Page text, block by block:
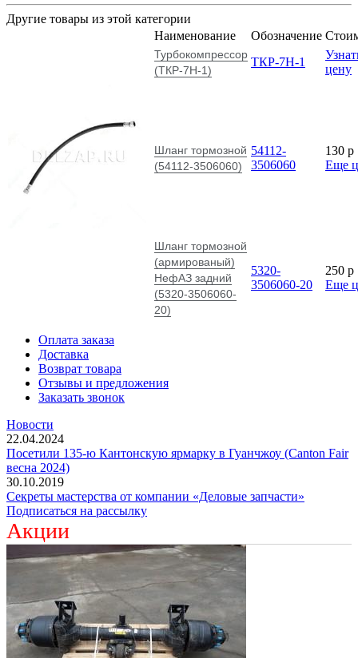
Другие товары из этой категории
Наименование
Обозначение
Турбокомпрессор
(ТКР-7Н-1)
ТКР-7Н-1
цену
Шланг тормозной
(54112-3506060)
54112-
3506060
130 p
Еще
Шланг тормозной
(армированый)
НефАЗ задний
(5320-3506060-
20)
5320-
3506060-20
250 p
Еще
Оплата заказа
Доставка
Возврат товара
Отзывы и предложения
Заказать звонок
Новости
22.04.2024
Посетили 135-ю Кантонскую ярмарку в Гуанчжоу (Canton Fair
весна 2024)
30.10.2019
Секреты мастерства от компании «Деловые запчасти»
Подписаться на рассылку
Акции